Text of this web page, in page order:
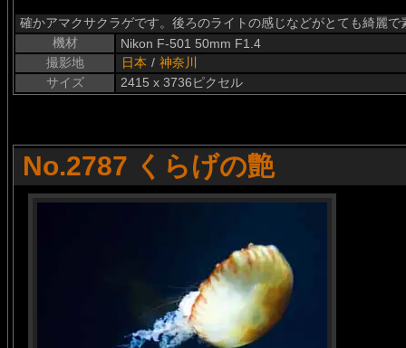
確かアマクサクラゲです。後ろのライトの感じなどがとても綺麗で
機材
Nikon F-501 50mm F1.4
撮影地
日本 / 神奈川
サイズ
2415 x 3736ピクセル
No.2787 くらげの艶